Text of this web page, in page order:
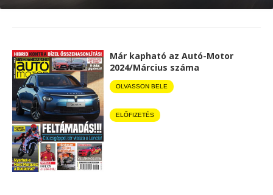
Már kapható az Autó-Motor
2024/Március száma
OLVASSON BELE
ELŐFIZETÉS